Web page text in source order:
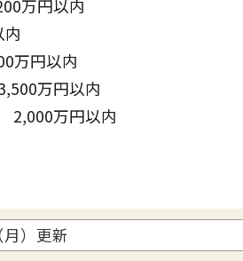
万円以内
万円以内
万円以内
2,000万円以内